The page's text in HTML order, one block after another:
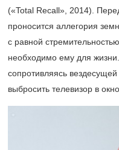
(«Total Recall», 2014).
проносится аллегория
с равной
необходимо ему для
сопротивляясь
выбросить телевизор в окно.